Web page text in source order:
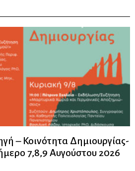
– Κοινότητα Δημιουργίας-
7,8,9 Αυγούστου 2026